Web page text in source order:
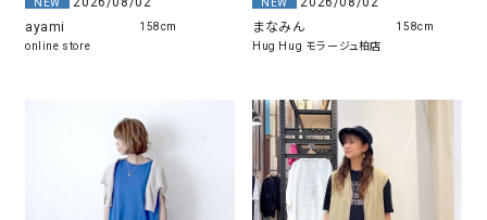
NEW
ayami
online store
158cm
NEW
まなみん
Hug Hug モラージュ柏店
158cm